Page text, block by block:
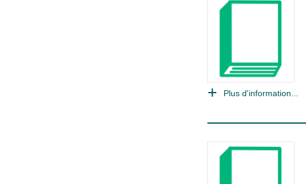
Plus d'information...